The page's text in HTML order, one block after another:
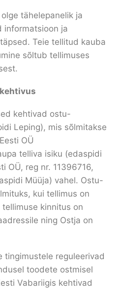
tähelepanelik ja
informatsioon ja
Teie tellitud kauba
sõltub tellimuses
kehtivad ostu-
Leping), mis sõlmitakse
OÜ
telliva isiku (edaspidi
OÜ, reg nr. 11396716,
Müüja) vahel. Ostu-
kui tellimus on
kinnitus on
ning Ostja on
tingimustele reguleerivad
toodete ostmisel
Vabariigis kehtivad